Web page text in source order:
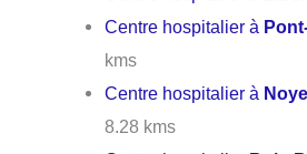
Centre hospitalier à
kms
Centre hospitalier à
8.28 kms